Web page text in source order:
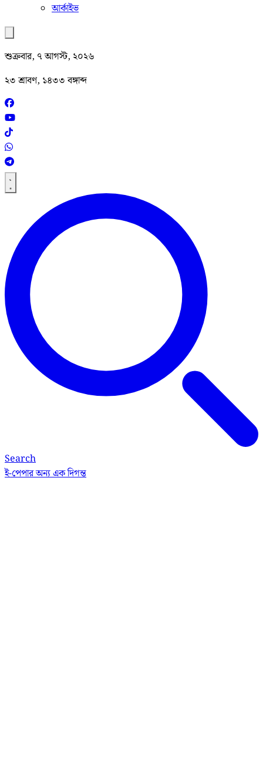
আর্কাইভ
শুক্রবার, ৭ আগস্ট, ২০২৬
২৩ শ্রাবণ, ১৪৩৩ বঙ্গাব্দ
Search
ই-পেপারঅন্য এক দিগন্ত